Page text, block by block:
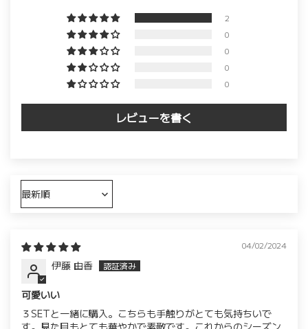
2
0
0
0
0
レビューを書く
Sort by
04/02/2024
伊藤 由香
可愛いい
３SETと一緒に購入。こちらも手触りがとても気持ちいで